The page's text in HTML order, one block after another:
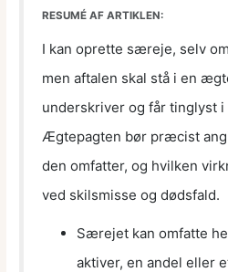
RESUMÉ AF ARTIKLEN:
I kan oprette særeje, selv
men aftalen skal stå i en
underskriver og får tinglyst i
Ægtepagten bør præcist
den omfatter, og hvilken
ved skilsmisse og dødsfald.
Særejet kan omfatte
aktiver, en andel eller